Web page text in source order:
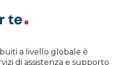
te
a livello globale è
di assistenza e supporto